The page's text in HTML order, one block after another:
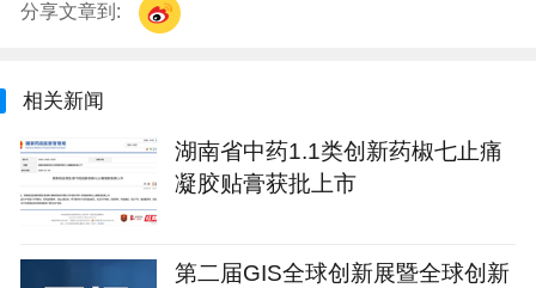
分享文章到:
相关新闻
湖南省中药1.1类创新药椒七止痛
凝胶贴膏获批上市
第二届GIS全球创新展暨全球创新